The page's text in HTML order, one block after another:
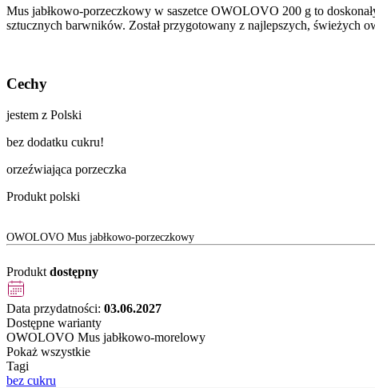
Mus jabłkowo-porzeczkowy w saszetce OWOLOVO 200 g to
sztucznych barwników. Został przygotowany z najlepszych, świeżych
Cechy
jestem z Polski
bez dodatku cukru!
orzeźwiająca porzeczka
Produkt polski
OWOLOVO Mus jabłkowo-porzeczkowy
Produkt dostępny
Data przydatności: 03.06.2027
Dostępne warianty
OWOLOVO Mus jabłkowo-morelowy
Pokaż wszystkie
Tagi
bez cukru